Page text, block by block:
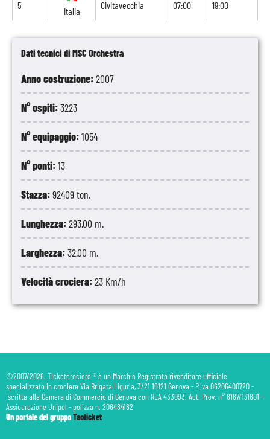
Dati tecnici di MSC Orchestra
Anno costruzione:2007
N° ospiti:3223
N° equipaggio:1054
N° ponti:13
Stazza:92409 ton.
Lunghezza:293.00 m.
Larghezza:32.00 m.
Velocità crociera:23 Km/h
5
Italia
Civitavecchia 07:00 19:00
Valencia
8 Barcellona 08:00 -
©2007/2026. Ticketcrociere ® è un Marchio Registrato rivenditore ufficiale
specializzato in crociere Via Brigata Liguria, 3/21 16121 Genova - P.Iva 06206400720 -
Iscritta alla Camera di Commercio di Genova con REA 433093. Aut. Prov. n° 6167/131601 -
Assicurazione Unipol - polizza n. 206484182
Un portale del gruppoTaoticket